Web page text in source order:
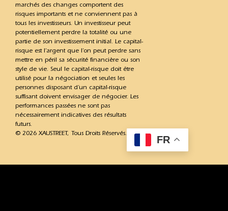
marchés des changes comportent des
risques importants et ne conviennent pas à
tous les investisseurs. Un investisseur peut
potentiellement perdre la totalité ou une
partie de son investissement initial. Le capital-
risque est l’argent que l’on peut perdre sans
mettre en péril sa sécurité financière ou son
style de vie. Seul le capital-risque doit être
utilisé pour la négociation et seules les
personnes disposant d’un capital-risque
suffisant doivent envisager de négocier. Les
performances passées ne sont pas
nécessairement indicatives des résultats
futurs.
© 2026 XAUSTREET, Tous Droits Réservés.
FR